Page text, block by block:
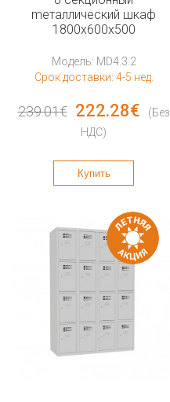
mеталлический шкаф
1800x600x500
Модель: MD4.3.2
Срок доставки: 4-5 нед.
239.01€ 222.28€
(Без
НДС)
Купить